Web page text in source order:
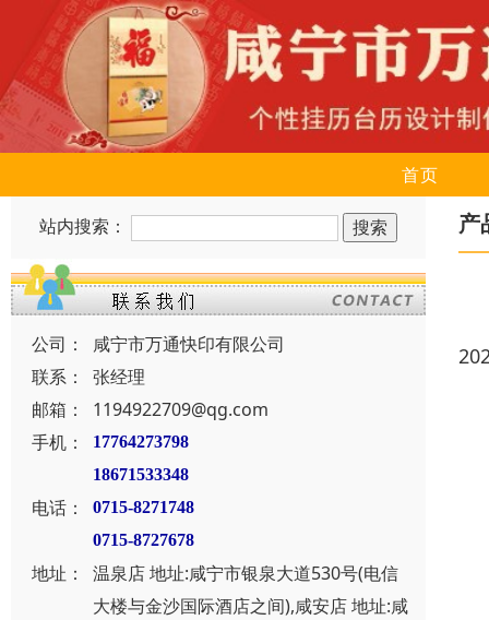
首页
站内搜索：
公司：
咸宁市万通快印有限公司
联系：
张经理
邮箱：
1194922709@qg.com
手机：
17764273798
18671533348
电话：
0715-8271748
0715-8727678
地址：
温泉店 地址:咸宁市银泉大道530号(电信
大楼与金沙国际酒店之间),咸安店 地址:咸
产